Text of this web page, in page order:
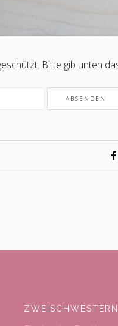
Bitte gib unten
ZWEISCHWESTERN